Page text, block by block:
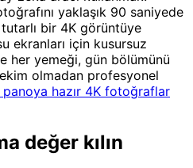
yaklaşık 90 saniyede
bir 4K görüntüye
ekranları için kusursuz
her yemeği, gün bölümünü
olmadan profesyonel
hazır 4K fotoğraflar
değer kılın